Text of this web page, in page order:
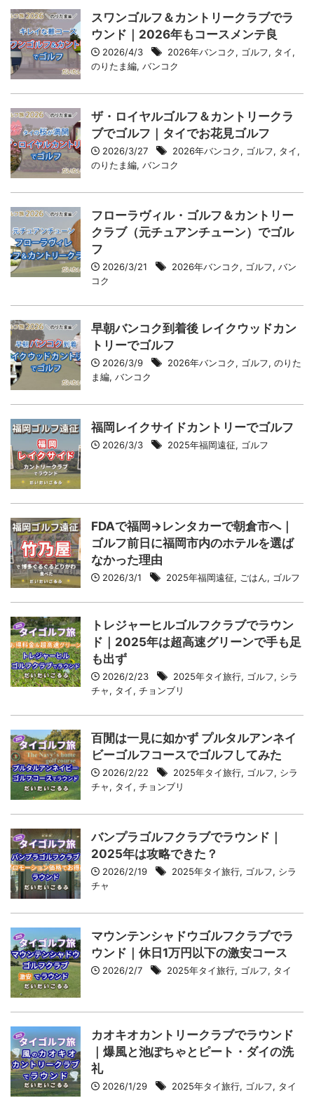
スワンゴルフ＆カントリークラブでラ
ウンド｜2026年もコースメンテ良
2026/4/3 2026年バンコク, ゴルフ, タイ,
のりたま編, バンコク
ザ・ロイヤルゴルフ＆カントリークラ
ブでゴルフ｜タイでお花見ゴルフ
2026/3/27 2026年バンコク, ゴルフ, タイ,
のりたま編, バンコク
フローラヴィル・ゴルフ＆カントリー
クラブ（元チュアンチューン）でゴル
フ
2026/3/21 2026年バンコク, ゴルフ, バン
コク
早朝バンコク到着後 レイクウッドカン
トリーでゴルフ
2026/3/9 2026年バンコク, ゴルフ, のりた
ま編, バンコク
福岡レイクサイドカントリーでゴルフ
2026/3/3 2025年福岡遠征, ゴルフ
FDAで福岡→レンタカーで朝倉市へ｜
ゴルフ前日に福岡市内のホテルを選ば
なかった理由
2026/3/1 2025年福岡遠征, ごはん, ゴルフ
トレジャーヒルゴルフクラブでラウン
ド｜2025年は超高速グリーンで手も足
も出ず
2026/2/23 2025年タイ旅行, ゴルフ, シラ
チャ, タイ, チョンブリ
百閒は一見に如かず プルタルアンネイ
ビーゴルフコースでゴルフしてみた
2026/2/22 2025年タイ旅行, ゴルフ, シラ
チャ, タイ, チョンブリ
バンプラゴルフクラブでラウンド｜
2025年は攻略できた？
2026/2/19 2025年タイ旅行, ゴルフ, シラ
チャ
マウンテンシャドウゴルフクラブでラ
ウンド｜休日1万円以下の激安コース
2026/2/7 2025年タイ旅行, ゴルフ, タイ
カオキオカントリークラブでラウンド
｜爆風と池ぽちゃとピート・ダイの洗
礼
2026/1/29 2025年タイ旅行, ゴルフ, タイ